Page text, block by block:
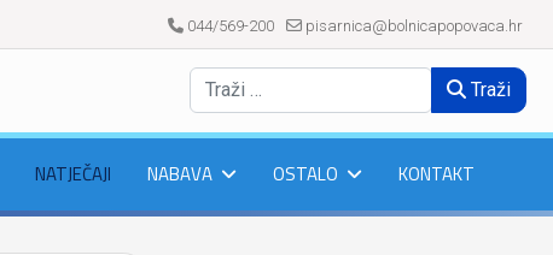
044/569-200 pisarnica@bolnicapopovaca.hr
Traži
NATJEČAJI NABAVA OSTALO KONTAKT